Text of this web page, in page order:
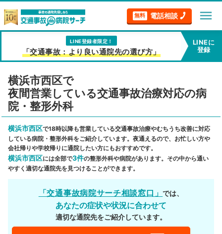
無料 電話相談 menu
LINE登録者限定！
「交通事故：より良い通院先の選び方」
LINEに
登録
横浜市西区で
夜間営業している交通事故治療対応の病
院・整形外科
横浜市西区で18時以降も営業している交通事故治療やむちうち改善に対応
している病院・整形外科をご紹介しています。夜通えるので、お忙しい方や
会社帰りや学校帰りに通院したい方にもおすすめです。
横浜市西区には全部で3件の整形外科や病院があります。その中から通い
やすく適切な通院先を見つけることができます。
「交通事故病院サーチ相談窓口」では、
あなたの症状や状況に合わせて
適切な通院先をご紹介しています。